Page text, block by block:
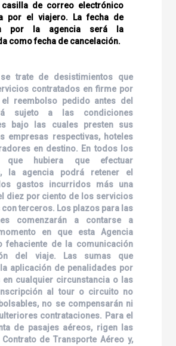
de correo electrónico
por el viajero. La fecha de
por la agencia será la
como fecha de cancelación.
trate de desistimientos que
contratados en firme por
el reembolso pedido antes del
sujeto a las condiciones
bajo las cuales presten sus
empresas respectivas, hoteles
en destino. En todos los
hubiera que efectuar
la agencia podrá retener el
gastos incurridos más una
diez por ciento de los servicios
terceros. Los plazos para las
comenzarán a contarse a
en que esta Agencia
fehaciente de la comunicación
del viaje. Las sumas que
aplicación de penalidades por
en cualquier circunstancia o las
al tour o circuito no
no se compensarán ni
contrataciones. Para el
de pasajes aéreos, rigen las
de Transporte Aéreo y,